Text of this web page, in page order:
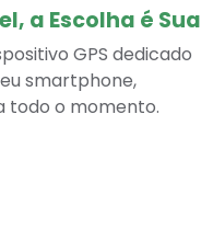
a Escolha é Sua
GPS dedicado
smartphone,
todo o momento.